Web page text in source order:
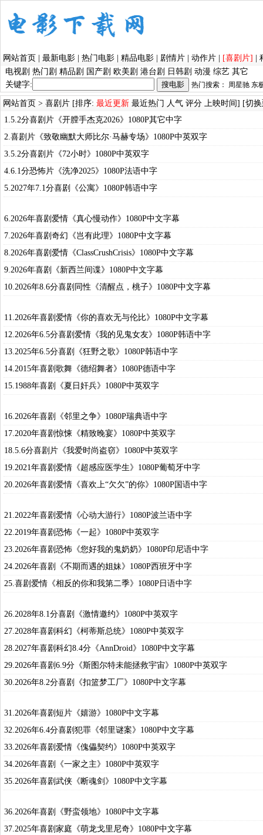
网站首页 最新电影 热门电影 精品电影 剧情片 动作片 [喜剧片]
电视剧 热门剧 精品剧 国产剧 欧美剧 港台剧 日韩剧 动漫 综艺 其它
关键字:
热门搜索： 周星驰 东
网站首页 > 喜剧片 [排序: 最近更新 最近热门 人气 评分 上映时间] [切
1.5.2分喜剧片《开膛手杰克2026》1080P其它中字
2.喜剧片《致敬幽默大师比尔·马赫专场》1080P中英双字
3.5.2分喜剧片《72小时》1080P中英双字
4.6.1分恐怖片《洗净2025》1080P法语中字
5.2027年7.1分喜剧《公寓》1080P韩语中字
6.2026年喜剧爱情《真心慢动作》1080P中文字幕
7.2026年喜剧奇幻《岂有此理》1080P中文字幕
8.2026年喜剧爱情《ClassCrushCrisis》1080P中文字幕
9.2026年喜剧《新西兰间谍》1080P中文字幕
10.2026年8.6分喜剧同性《清醒点，桃子》1080P中文字幕
11.2026年喜剧爱情《你的喜欢无与伦比》1080P中文字幕
12.2026年6.5分喜剧爱情《我的见鬼女友》1080P韩语中字
13.2025年6.5分喜剧《狂野之歌》1080P韩语中字
14.2015年喜剧歌舞《德绍舞者》1080P德语中字
15.1988年喜剧《夏日奸兵》1080P中英双字
16.2026年喜剧《邻里之争》1080P瑞典语中字
17.2020年喜剧惊悚《精致晚宴》1080P中英双字
18.5.6分喜剧片《我爱时尚盗窃》1080P中英双字
19.2021年喜剧爱情《超感应医学生》1080P葡萄牙中字
20.2026年喜剧爱情《喜欢上“欠欠”的你》1080P国语中字
21.2022年喜剧爱情《心动大游行》1080P波兰语中字
22.2019年喜剧恐怖《一起》1080P中英双字
23.2026年喜剧恐怖《您好我的鬼奶奶》1080P印尼语中字
24.2026年喜剧《不期而遇的姐妹》1080P西班牙中字
25.喜剧爱情《相反的你和我第二季》1080P日语中字
26.2028年8.1分喜剧《激情邀约》1080P中英双字
27.2028年喜剧科幻《柯蒂斯总统》1080P中英双字
28.2027年喜剧科幻8.4分《AnnDroid》1080P中文字幕
29.2026年喜剧6.9分《斯图尔特未能拯救宇宙》1080P中英双字
30.2026年8.2分喜剧《扣篮梦工厂》1080P中文字幕
31.2026年喜剧短片《嬉游》1080P中文字幕
32.2026年6.4分喜剧犯罪《邻里谜案》1080P中文字幕
33.2026年喜剧爱情《傀儡契约》1080P中英双字
34.2026年喜剧《一家之主》1080P中英双字
35.2026年喜剧武侠《断魂剑》1080P中文字幕
36.2026年喜剧《野蛮领地》1080P中文字幕
37.2025年喜剧家庭《萌龙戈里尼奇》1080P中文字幕